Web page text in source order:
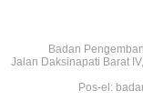
Badan
Jalan Daksinapati Barat
Pos-el: